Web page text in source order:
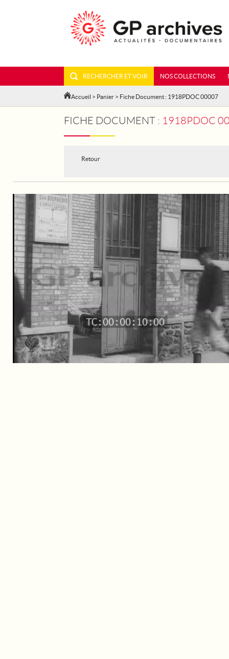
RECHERCHER ET VOIR NOS COLLECTIONS
Accueil > Panier > Fiche Document : 1918PDOC 00007
FICHE DOCUMENT : 1918PDOC
Retour